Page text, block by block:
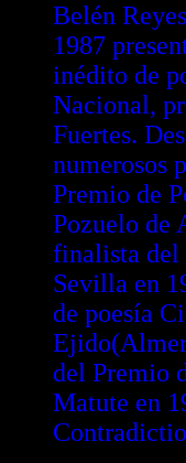
Belén
1987
inédito de
Nacional,
Fuertes.
numerosos
Premio de
Pozuelo de
finalista del
Sevilla en
de poesía
del Premio
Matute en